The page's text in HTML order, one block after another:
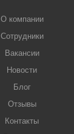
О компании
Сотрудники
Вакансии
Новости
Блог
Отзывы
Контакты